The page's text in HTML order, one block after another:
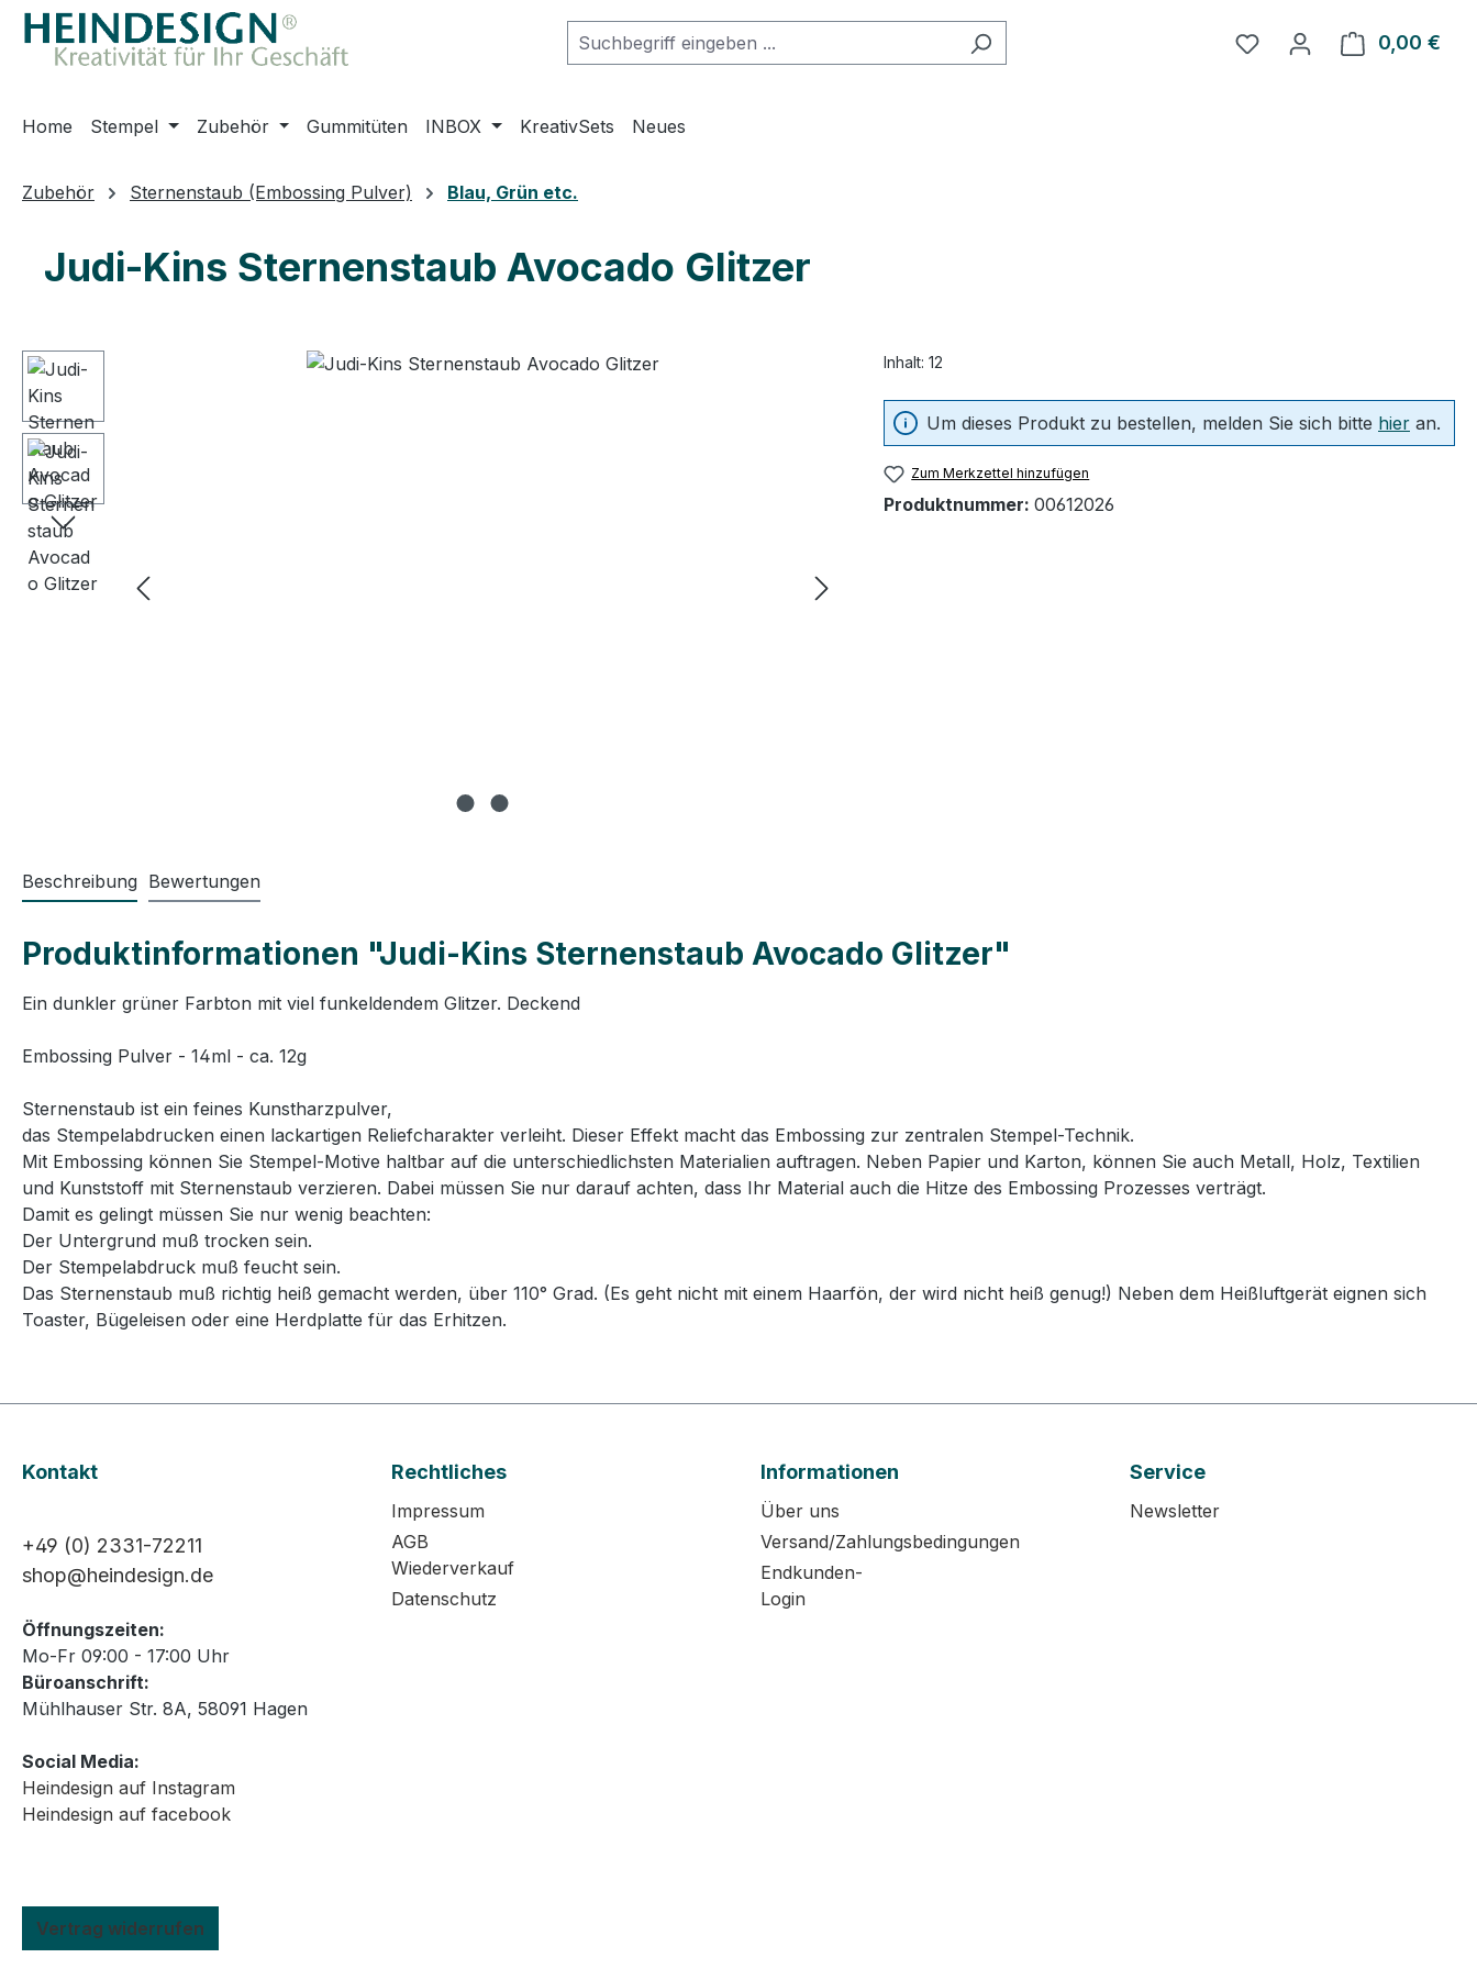
Hauptinhalt springen
Zur Suche springen
Zur Hauptnavigation springen
0,00 €
Home Stempel Zubehör Gummitüten INBOX KreativSets Neues
Zubehör Sternenstaub (Embossing Pulver) Blau, Grün etc.
Judi-Kins Sternenstaub Avocado Glitzer
Bildergalerie überspringen Inhalt: 12
Um dieses Produkt zu bestellen, melden Sie sich bitte hier an.
Zum Merkzettel hinzufügen
Produktnummer: 00612026
Beschreibung Bewertungen
Produktinformationen "Judi-Kins Sternenstaub Avocado Glitzer"
Ein dunkler grüner Farbton mit viel funkeldendem Glitzer. Deckend
Embossing Pulver - 14ml - ca. 12g
Sternenstaub ist ein feines Kunstharzpulver,
das Stempelabdrucken einen lackartigen Reliefcharakter verleiht. Dieser Effekt macht das Embossing zur zentralen Stempel-Technik.
Mit Embossing können Sie Stempel-Motive haltbar auf die unterschiedlichsten Materialien auftragen. Neben Papier und Karton, können Sie auch Metall, Holz, Textilien
und Kunststoff mit Sternenstaub verzieren. Dabei müssen Sie nur darauf achten, dass Ihr Material auch die Hitze des Embossing Prozesses verträgt.
Damit es gelingt müssen Sie nur wenig beachten:
Der Untergrund muß trocken sein.
Der Stempelabdruck muß feucht sein.
Das Sternenstaub muß richtig heiß gemacht werden, über 110° Grad. (Es geht nicht mit einem Haarfön, der wird nicht heiß genug!) Neben dem Heißluftgerät eignen sich
Toaster, Bügeleisen oder eine Herdplatte für das Erhitzen.
Kontakt
+49 (0) 2331-72211
shop@heindesign.de
Öffnungszeiten:
Mo-Fr 09:00 - 17:00 Uhr
Büroanschrift:
Mühlhauser Str. 8A, 58091 Hagen
Social Media:
Heindesign auf Instagram
Heindesign auf facebook
Vertrag widerrufen
Rechtliches
Impressum
AGB
Wiederverkauf
Datenschutz
Informationen
Über uns
Versand/Zahlungsbedingungen
Endkunden-
Login
Service
Newsletter